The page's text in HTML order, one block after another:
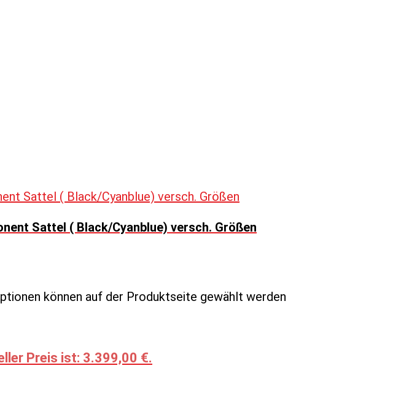
Sattel ( Black/Cyanblue) versch. Größen
können auf der Produktseite gewählt werden
Preis ist: 3.399,00 €.